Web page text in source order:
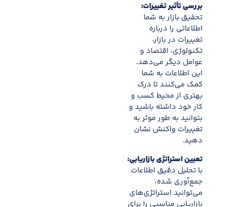
بررسی تأثیر تغییرات:
تحقیق بازار به شما
اطلاعاتی را درباره
تغییرات در بازار،
تکنولوژی، اقتصاد و
عوامل دیگر می‌دهد.
این اطلاعات به شما
کمک می‌کنند تا درک
بهتری از محیط کسب و
کار خود داشته باشید و
بتوانید به طور موثر به
تغییرات واکنش نشان
دهید.
تعیین استراتژی بازاریابی:
با تحلیل دقیق اطلاعات
جمع‌آوری شده،
می‌توانید استراتژی‌های
بازاریابی مناسبی را برای